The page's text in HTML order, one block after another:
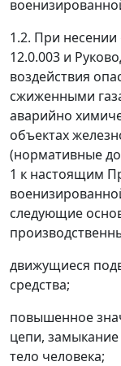
1.2. При несении
12.0.003 и
воздействия
сжиженными
аварийно
объектах
(нормативные
1 к настоящим
следующие
движущиеся
средства;
повышенное
цепи,
тело человека;